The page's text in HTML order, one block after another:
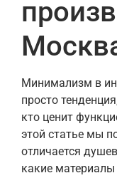
Минимализм в
просто
кто ценит
этой статье мы
отличается
какие материалы